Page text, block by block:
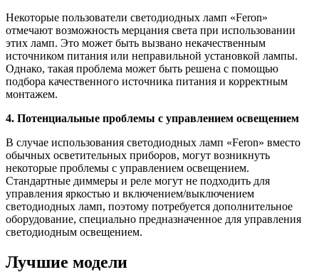
Некоторые пользователи светодиодных ламп «Feron»
отмечают возможность мерцания света при использовании
этих ламп. Это может быть вызвано некачественным
источником питания или неправильной установкой лампы.
Однако, такая проблема может быть решена с помощью
подбора качественного источника питания и корректным
монтажем.
4. Потенциальные проблемы с управлением освещением
В случае использования светодиодных ламп «Feron» вместо
обычных осветительных приборов, могут возникнуть
некоторые проблемы с управлением освещением.
Стандартные диммеры и реле могут не подходить для
управления яркостью и включением/выключением
светодиодных ламп, поэтому потребуется дополнительное
оборудование, специально предназначенное для управления
светодиодным освещением.
Лучшие модели